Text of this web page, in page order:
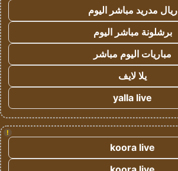
ريال مدريد مباشر اليوم
برشلونة مباشر اليوم
مباريات اليوم مباشر
يلا لايف
yalla live
!
koora live